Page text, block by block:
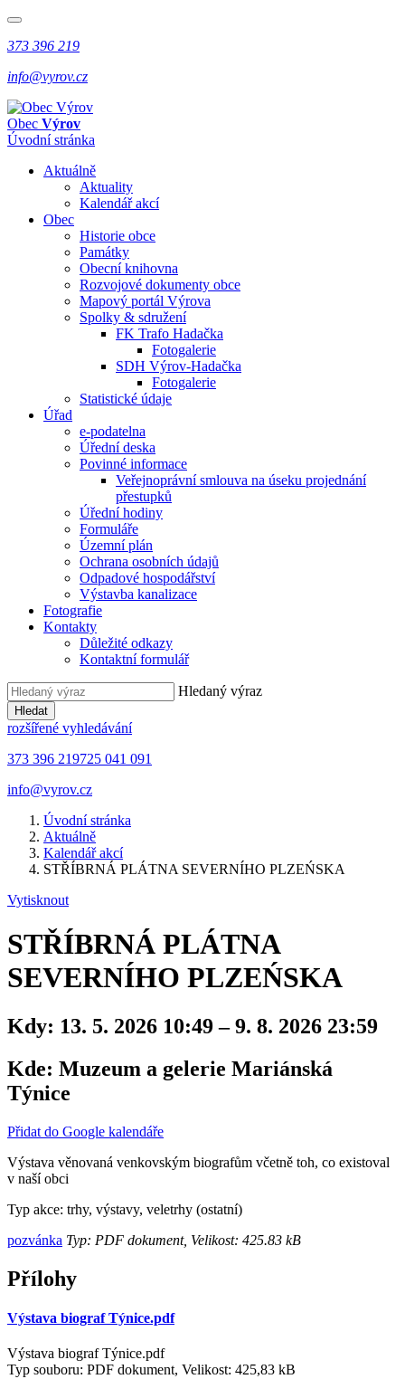
373 396 219
info@vyrov.cz
Obec Výrov
Úvodní stránka
Aktuálně
Aktuality
Kalendář akcí
Obec
Historie obce
Památky
Obecní knihovna
Rozvojové dokumenty obce
Mapový portál Výrova
Spolky & sdružení
FK Trafo Hadačka
Fotogalerie
SDH Výrov-Hadačka
Fotogalerie
Statistické údaje
Úřad
e-podatelna
Úřední deska
Povinné informace
Veřejnoprávní smlouva na úseku projednání
přestupků
Úřední hodiny
Formuláře
Územní plán
Ochrana osobních údajů
Odpadové hospodářství
Výstavba kanalizace
Fotografie
Kontakty
Důležité odkazy
Kontaktní formulář
Hledaný výraz
Hledat
rozšířené vyhledávání
373 396 219725 041 091
info@vyrov.cz
Úvodní stránka
Aktuálně
Kalendář akcí
STŘÍBRNÁ PLÁTNA SEVERNÍHO PLZEŃSKA
Vytisknout
STŘÍBRNÁ PLÁTNA
SEVERNÍHO PLZEŃSKA
Kdy: 13. 5. 2026 10:49 – 9. 8. 2026 23:59
Kde: Muzeum a gelerie Mariánská
Týnice
Přidat do Google kalendáře
Výstava věnovaná venkovským biografům včetně toh, co existoval
v naší obci
Typ akce: trhy, výstavy, veletrhy (ostatní)
pozvánka Typ: PDF dokument, Velikost: 425.83 kB
Přílohy
Výstava biograf Týnice.pdf
Výstava biograf Týnice.pdf
Typ souboru: PDF dokument, Velikost: 425,83 kB